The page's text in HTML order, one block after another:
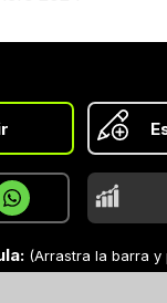
(Arrastra la barra y